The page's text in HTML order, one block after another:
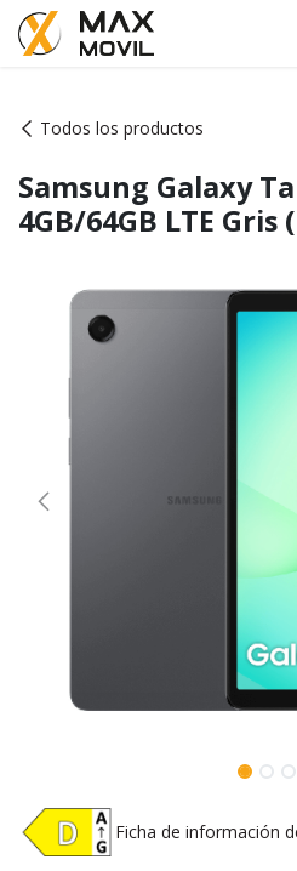
Ir al contenido
Todos los productos
Samsung Galaxy
4GB/64GB LTE Gris
Ficha de información